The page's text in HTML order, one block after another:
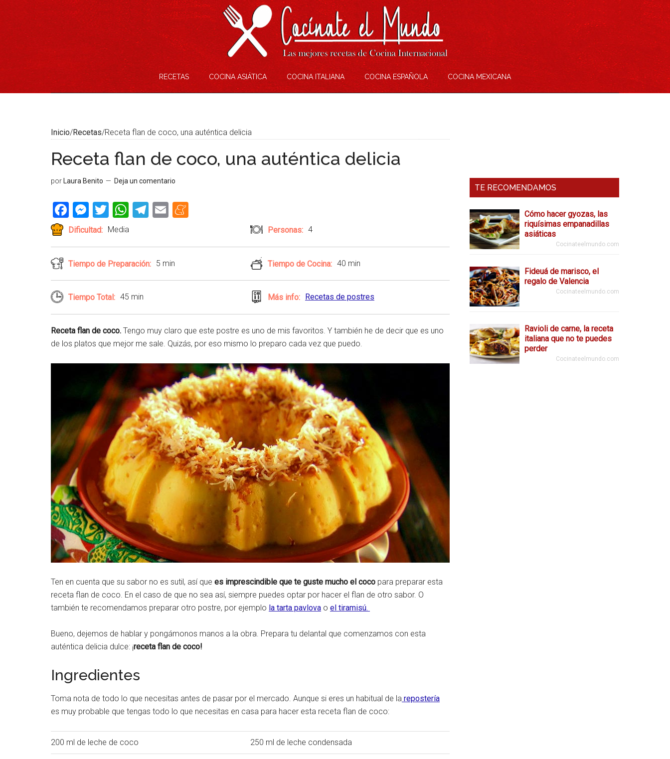
contenido
secondary
principal
RECETAS COCINA ASIÁTICA COCINA ITALIANA COCINA ESPAÑOLA COCINA MEXICANA
Inicio/Recetas/Receta flan de coco, una auténtica delicia
Receta flan de coco, una auténtica delicia
por Laura Benito Deja un comentario
Facebook
Messenger
Twitter
WhatsApp
Telegram
Email
Dificultad: Media Personas: 4
Tiempo de Preparación: 5 min Tiempo de Cocina: 40 min
Tiempo Total: 45 min Más info: Recetas de postres
Receta flan de coco. Tengo muy claro que este postre es uno de mis favoritos. Y también he de decir que es uno
de los platos que mejor me sale. Quizás, por eso mismo lo preparo cada vez que puedo.
Ten en cuenta que su sabor no es sutil, así que es imprescindible que te guste mucho el coco para preparar esta
receta flan de coco. En el caso de que no sea así, siempre puedes optar por hacer el flan de otro sabor. O
también te recomendamos preparar otro postre, por ejemplo la tarta pavlova o el tiramisú.
Bueno, dejemos de hablar y pongámonos manos a la obra. Prepara tu delantal que comenzamos con esta
auténtica delicia dulce: ¡receta flan de coco!
Ingredientes
Toma nota de todo lo que necesitas antes de pasar por el mercado. Aunque si eres un habitual de la repostería
es muy probable que tengas todo lo que necesitas en casa para hacer esta receta flan de coco:
200 ml de leche de coco 250 ml de leche condensada
TE RECOMENDAMOS
Cómo hacer gyozas, las
riquísimas empanadillas
asiáticas
Cocinateelmundo.com
Fideuá de marisco, el
regalo de Valencia
Cocinateelmundo.com
Ravioli de carne, la receta
italiana que no te puedes
perder
Cocinateelmundo.com